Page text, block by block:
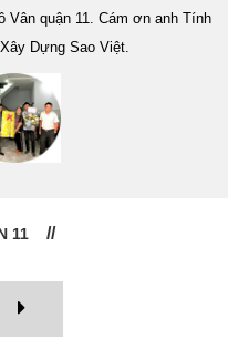
Vân quận 11. Cám ơn anh Tính
Dựng Sao Việt.
11